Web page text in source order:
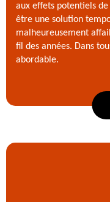
aux effets potentiels
être une solution
malheureusement
fil des années. Dans
abordable.